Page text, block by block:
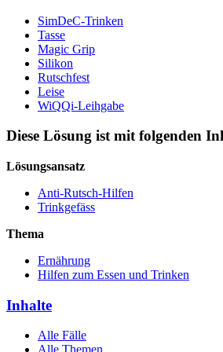
SimDeC-Trinken
Tasse
Magic Grip
Silikon
Rutschfest
Leise
WiQQi-Leihgabe
Diese Lösung ist mit folgenden
Lösungsansatz
Anti-Rutsch-Hilfen
Trinkgefäss
Thema
Ernährung
Hilfen zum Essen und Trinken
Inhalte
Alle Fälle